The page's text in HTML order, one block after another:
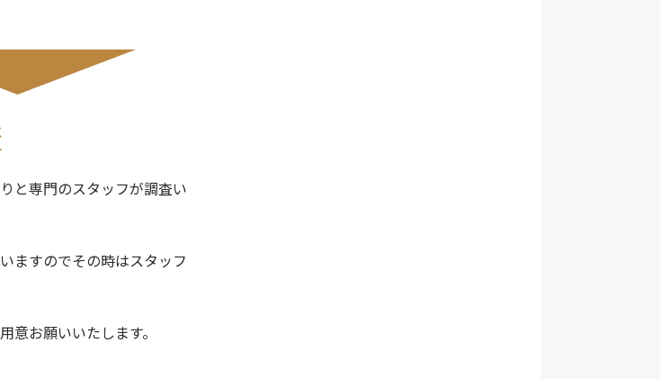
と専門のスタッフが調査い
すのでその時はスタッフ
お願いいたします。